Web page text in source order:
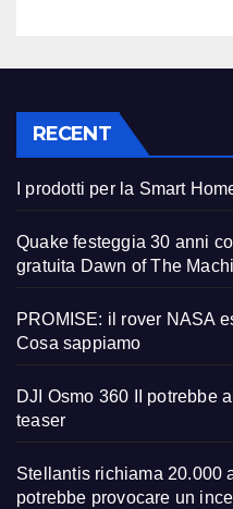
RECENT
I prodotti per la Smart
Quake festeggia 30 anni
gratuita Dawn of The
PROMISE: il rover NASA
Cosa sappiamo
DJI Osmo 360 II potrebbe
teaser
Stellantis richiama 20.000
potrebbe provocare un